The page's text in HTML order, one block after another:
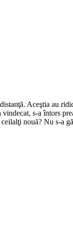
Aceştia au
s-a întors
nouă? Nu s-a